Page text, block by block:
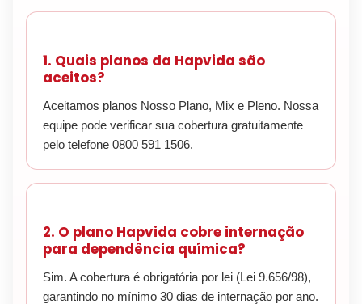
1. Quais planos da Hapvida são
aceitos?
Aceitamos planos Nosso Plano, Mix e Pleno. Nossa
equipe pode verificar sua cobertura gratuitamente
pelo telefone 0800 591 1506.
2. O plano Hapvida cobre internação
para dependência química?
Sim. A cobertura é obrigatória por lei (Lei 9.656/98),
garantindo no mínimo 30 dias de internação por ano.